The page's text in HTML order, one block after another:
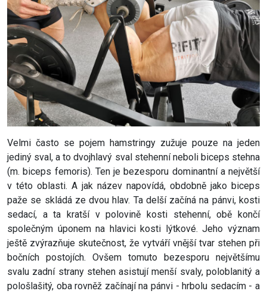
Velmi často se pojem hamstringy zužuje pouze na jeden
jediný sval, a to dvojhlavý sval stehenní neboli biceps stehna
(m. biceps femoris). Ten je bezesporu dominantní a největší
v této oblasti. A jak název napovídá, obdobně jako biceps
paže se skládá ze dvou hlav. Ta delší začíná na pánvi, kosti
sedací, a ta kratší v polovině kosti stehenní, obě končí
společným úponem na hlavici kosti lýtkové. Jeho význam
ještě zvýrazňuje skutečnost, že vytváří vnější tvar stehen při
bočních postojích. Ovšem tomuto bezesporu největšímu
svalu zadní strany stehen asistují menší svaly, poloblanitý a
pološlašitý, oba rovněž začínají na pánvi - hrbolu sedacím - a